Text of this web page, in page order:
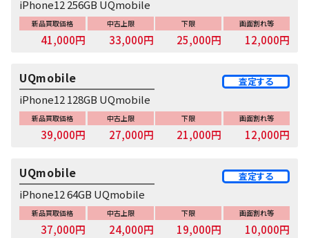
iPhone12 256GB UQmobile
新品買取価格
41,000円
中古上限
33,000円
下限
25,000円
画面割れ等
12,000円
iPhone12 128GB UQmobile
UQmobile 査定する
新品買取価格
39,000円
中古上限
27,000円
下限
21,000円
画面割れ等
12,000円
iPhone12 64GB UQmobile
UQmobile 査定する
新品買取価格
37,000円
中古上限
24,000円
下限
19,000円
画面割れ等
10,000円